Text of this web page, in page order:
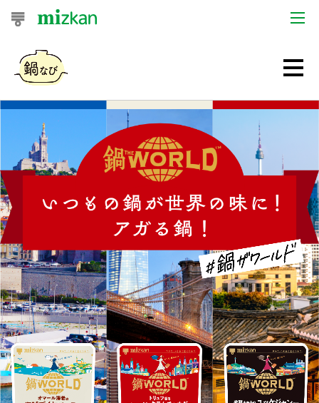
おうちレシピ
レシピ特集
レシピカテゴリ一覧
商品からレシピを探す
商品情報
商品カテゴリ
酢 調味酢
新商品一覧